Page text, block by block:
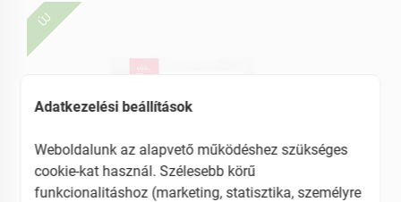
ÚJ
Adatkezelési beállítások
Weboldalunk az alapvető működéshez szükséges
cookie-kat használ. Szélesebb körű
funkcionalitáshoz (marketing, statisztika, személyre